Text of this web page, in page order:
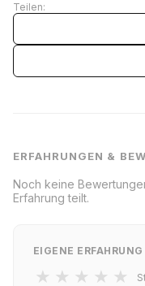
Teilen:
ERFAHRUNGEN &
Noch keine
Erfahrung teilt.
EIGENE
★ ★ ★ ★ ★